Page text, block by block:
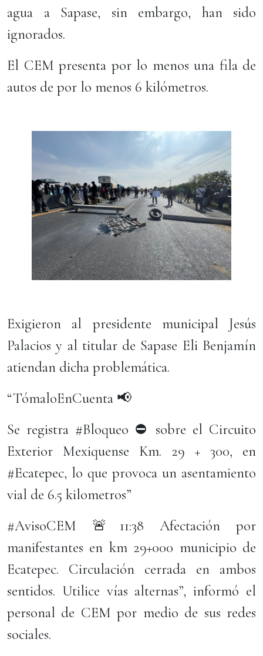
agua a Sapase, sin embargo, han sido
ignorados.
El CEM presenta por lo menos una fila de
autos de por lo menos 6 kilómetros.
Exigieron al presidente municipal Jesús
Palacios y al titular de Sapase Eli Benjamín
atiendan dicha problemática.
“TómaloEnCuenta 📢
Se registra #Bloqueo ⛔ sobre el Circuito
Exterior Mexiquense Km. 29 + 300, en
#Ecatepec, lo que provoca un asentamiento
vial de 6.5 kilometros”
#AvisoCEM 🚨11:38 Afectación por
manifestantes en km 29+000 municipio de
Ecatepec. Circulación cerrada en ambos
sentidos. Utilice vías alternas”, informó el
personal de CEM por medio de sus redes
sociales.